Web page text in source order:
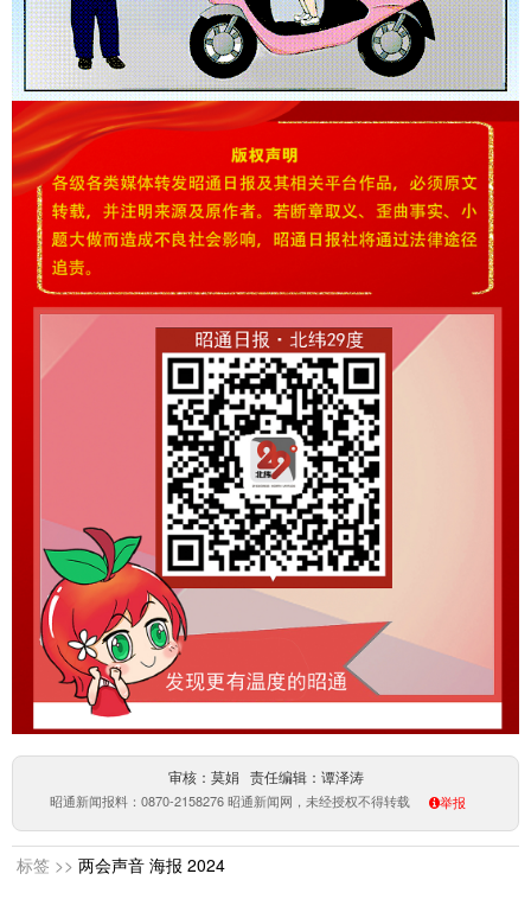
审核：莫娟 责任编辑：谭泽涛
昭通新闻报料：0870-2158276 昭通新闻网，未经授权不得转载 举报
标签 >> 两会声音 海报 2024